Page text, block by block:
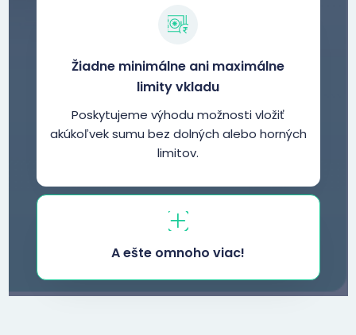
Žiadne minimálne ani maximálne
limity vkladu
Poskytujeme výhodu možnosti vložiť
akúkoľvek sumu bez dolných alebo horných
limitov.
A ešte omnoho viac!